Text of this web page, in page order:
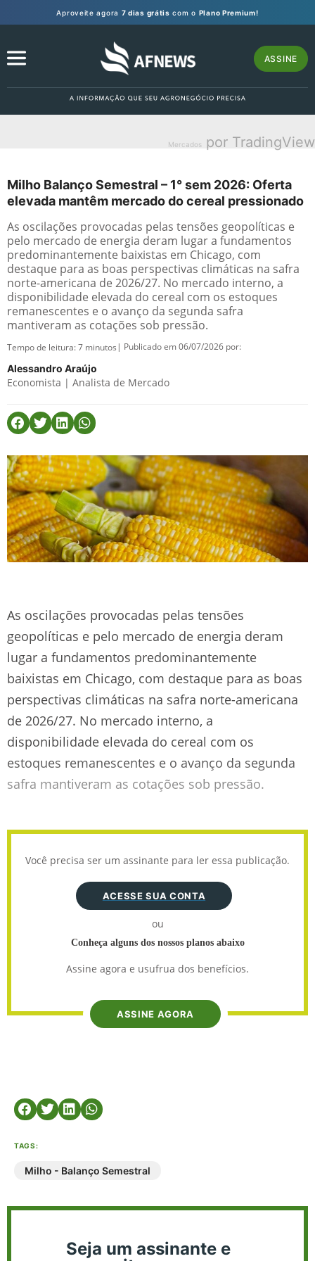
Aproveite agora 7 dias grátis com o Plano Premium!
ASSINE
Mercados por TradingView
Milho Balanço Semestral – 1° sem 2026: Oferta
elevada mantêm mercado do cereal pressionado
As oscilações provocadas pelas tensões geopolíticas e
pelo mercado de energia deram lugar a fundamentos
predominantemente baixistas em Chicago, com
destaque para as boas perspectivas climáticas na safra
norte-americana de 2026/27. No mercado interno, a
disponibilidade elevada do cereal com os estoques
remanescentes e o avanço da segunda safra
mantiveram as cotações sob pressão.
Tempo de leitura:7 minutos | Publicado em 06/07/2026 por:
Alessandro Araújo
Economista | Analista de Mercado
As oscilações provocadas pelas tensões
geopolíticas e pelo mercado de energia deram
lugar a fundamentos predominantemente
baixistas em Chicago, com destaque para as boas
perspectivas climáticas na safra norte-americana
de 2026/27. No mercado interno, a
disponibilidade elevada do cereal com os
estoques remanescentes e o avanço da segunda
safra mantiveram as cotações sob pressão.
Você precisa ser um assinante para ler essa publicação.
ACESSE SUA CONTA
ou
Conheça alguns dos nossos planos abaixo
Assine agora e usufrua dos benefícios.
ASSINE AGORA
TAGS:
Milho - Balanço Semestral
Seja um assinante e